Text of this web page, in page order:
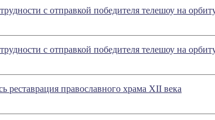
с отправкой победителя телешоу на
с отправкой победителя телешоу на
реставрация православного храма XII века